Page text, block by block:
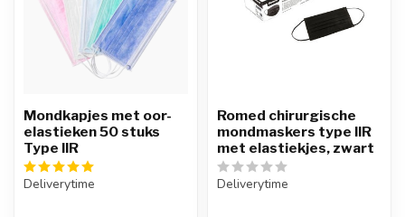
Mondkapjes met oor-
elastieken 50 stuks
Type IIR
Deliverytime
Romed chirurgische
mondmaskers type IIR
met elastiekjes, zwart
Deliverytime